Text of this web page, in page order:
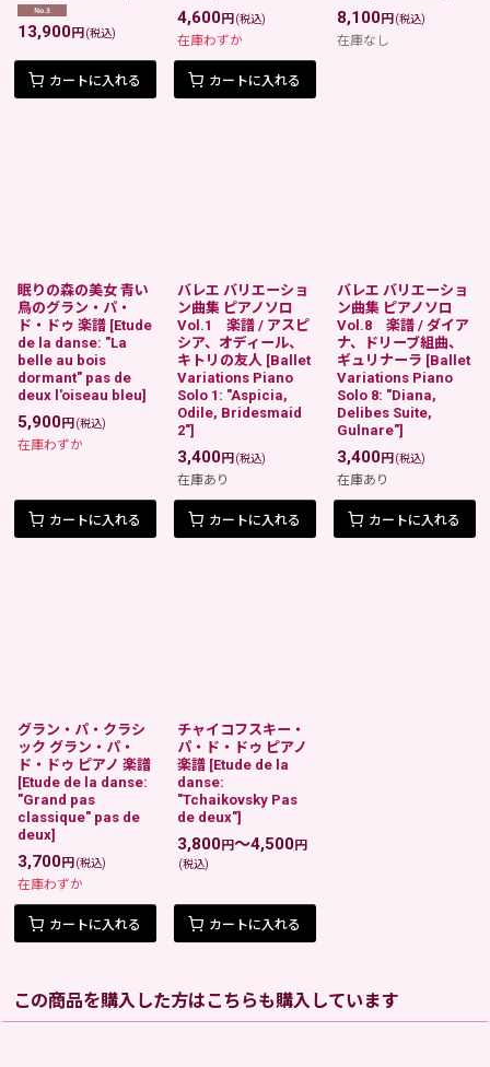
13,900円 (税込)
カートに入れる
4,600円(税込)
在庫わずか
カートに入れる
8,100円(税込)
在庫なし
眠りの森の美女 青い
鳥のグラン・パ・
ド・ドゥ 楽譜 [Etude
de la danse: "La
belle au bois
dormant" pas de
deux l'oiseau bleu]
5,900円(税込)
在庫わずか
カートに入れる
バレエ バリエーショ
ン曲集 ピアノソロ
Vol.1 楽譜 / アスピ
シア、オディール、
キトリの友人 [Ballet
Variations Piano
Solo 1: "Aspicia,
Odile, Bridesmaid
2"]
3,400円(税込)
在庫あり
カートに入れる
バレエ バリエーショ
ン曲集 ピアノソロ
Vol.8 楽譜 / ダイア
ナ、ドリーブ組曲、
ギュリナーラ [Ballet
Variations Piano
Solo 8: "Diana,
Delibes Suite,
Gulnare"]
3,400円(税込)
在庫あり
カートに入れる
グラン・パ・クラシ
ック グラン・パ・
ド・ドゥ ピアノ 楽譜
[Etude de la danse:
"Grand pas
classique" pas de
deux]
3,700円(税込)
在庫わずか
カートに入れる
チャイコフスキー・
パ・ド・ドゥ ピアノ
楽譜 [Etude de la
danse:
"Tchaikovsky Pas
de deux"]
3,800円～4,500円
(税込)
カートに入れる
この商品を購入した方はこちらも購入しています